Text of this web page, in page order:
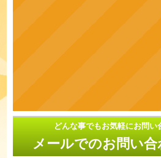
どんな事でもお気軽にお問い
メールでのお問い